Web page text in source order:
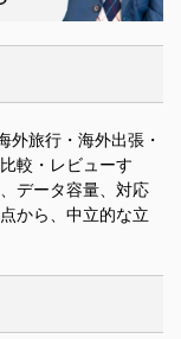
外旅行・海外出張・
較・レビューす
データ容量、対応
から、中立的な立